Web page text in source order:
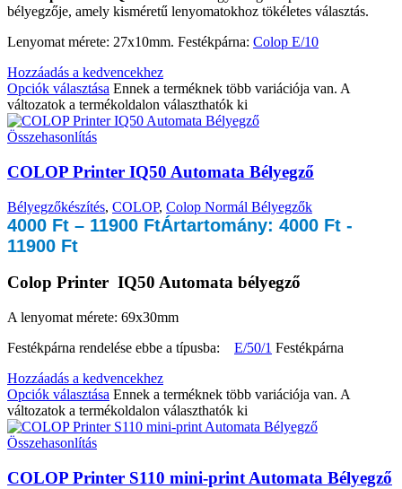
bélyegzője, amely kisméretű lenyomatokhoz tökéletes választás.
Lenyomat mérete: 27x10mm. Festékpárna: Colop E/10
Hozzáadás a kedvencekhez
Opciók választása Ennek a terméknek több variációja van. A
változatok a termékoldalon választhatók ki
Összehasonlítás
COLOP Printer IQ50 Automata Bélyegző
Bélyegzőkészítés, COLOP, Colop Normál Bélyegzők
4000 Ft – 11900 FtÁrtartomány: 4000 Ft -
11900 Ft
Colop Printer IQ50 Automata bélyegző
A lenyomat mérete: 69x30mm
Festékpárna rendelése ebbe a típusba: E/50/1 Festékpárna
Hozzáadás a kedvencekhez
Opciók választása Ennek a terméknek több variációja van. A
változatok a termékoldalon választhatók ki
Összehasonlítás
COLOP Printer S110 mini-print Automata Bélyegző